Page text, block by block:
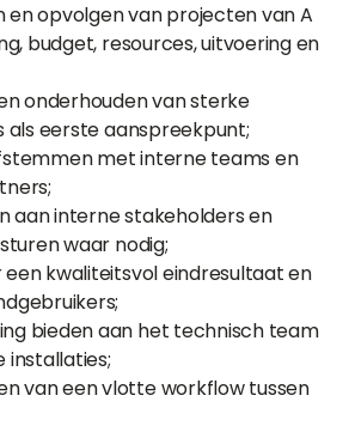
en opvolgen van projecten van A
budget, resources, uitvoering en
onderhouden van sterke
als eerste aanspreekpunt;
met interne teams en
aan interne stakeholders en
waar nodig;
een kwaliteitsvol eindresultaat en
bieden aan het technisch team
installaties;
van een vlotte workflow tussen